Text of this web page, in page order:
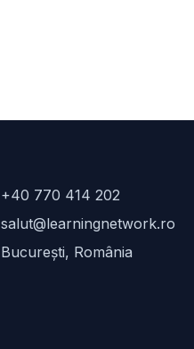
+40 770 414 202
salut@learningnetwork.ro
București, România